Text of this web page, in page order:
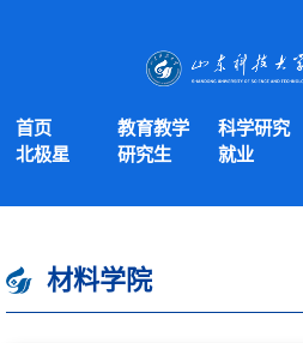
首页 教育教学 科学研究
北极星
研究生 就业
材料学院